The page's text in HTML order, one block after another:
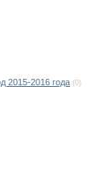
2015-2016 года (0)